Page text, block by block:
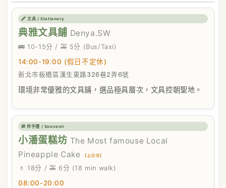
🖋️ 文具 / Stationery
典雅文具舖 Denya.SW
🚌 10-15分 / 🚕 5分 (Bus/Taxi)
14:00-19:00 (假日不定休)
新北市板橋區漢生東路326巷2弄6號
環境非常優雅的文具鋪，選品極具層次，文具控朝聖地。
🎁 伴手禮 / Souvenir
小潘蛋糕坊 The Most famouse Local
Pineapple Cake
【必排隊】
🚶 18分 / 🚕 6分 (18 min walk)
08:00-20:00